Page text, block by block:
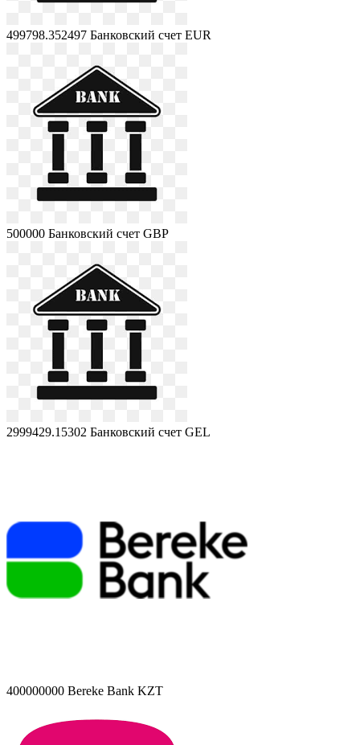
499798.352497 Банковский счет EUR
500000 Банковский счет GBP
2999429.15302 Банковский счет GEL
400000000 Bereke Bank KZT